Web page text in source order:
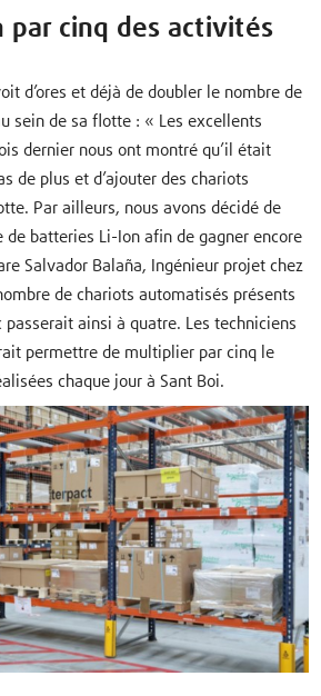
cinq des activités
d’ores et déjà de doubler le nombre de
sein de sa flotte : « Les excellents
dernier nous ont montré qu’il était
de plus et d’ajouter des chariots
Par ailleurs, nous avons décidé de
de batteries Li-Ion afin de gagner encore
Salvador Balaña, Ingénieur projet chez
de chariots automatisés présents
passerait ainsi à quatre. Les techniciens
permettre de multiplier par cinq le
chaque jour à Sant Boi.